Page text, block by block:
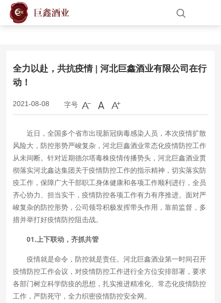
关于我们
产品展示
新闻中心
人才招聘
联系我们
全力以赴，共抗疫情 | 河北巨鑫酒业有限公司在行
动！
2021-08-08 字号
近日，全国多个省市出现新冠病毒感染人员，本次疫情扩散
风险大，防控形势严峻复杂，河北巨鑫酒业常态化疫情防控工作
从未间断。针对近期德尔塔毒株疫情传播势头，河北巨鑫酒业贯
彻落实河北鑫达集团关于疫情防控工作的指示精神，切实落实防
疫工作，保障广大干部职工身体健康和各项工作顺利进行，全员
齐心协力、担当实干，疫情防控各项工作有力有序推进。面对严
峻复杂的防控形势，公司领导积极发挥带头作用，靠前监督，多
措并举打好疫情防控阻击战。
01.上下联动，齐抓共管
疫情就是命令，防控就是责任。河北巨鑫酒业第一时间召开
疫情防控工作会议，对疫情防控工作进行全方位安排部署，要求
各部门树立科学防疫的思想，扎实推进精准化、常态化疫情防控
工作，严防死守，全力织密疫情防控安全网。